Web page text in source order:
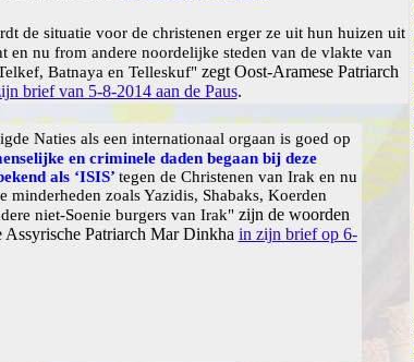
de situatie voor de christenen erger ze uit hun huizen uit
en nu from andere noordelijke steden van de vlakte van
Batnaya en Telleskuf" zegt Oost-Aramese Patriarch
brief van 5-8-2014 aan de Paus.
Naties als een internationaal orgaan is goed op
en criminele daden begaan bij deze
als ‘ISIS’ tegen de Christenen van Irak en nu
minderheden zoals Yazidis, Shabaks, Koerden
niet-Soenie burgers van Irak"zijn de woorden
Assyrische Patriarch Mar Dinkha in zijn brief op 6-